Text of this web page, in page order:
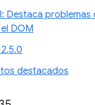
Destaca problemas
DOM
destacados